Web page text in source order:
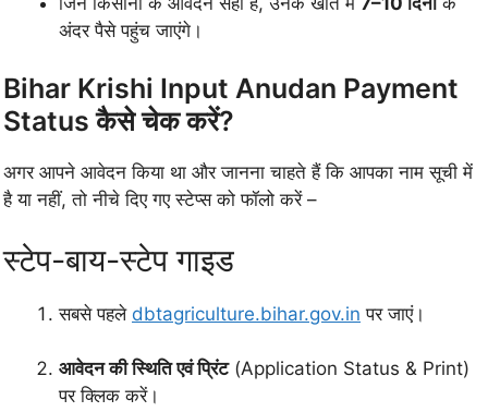
अंदर पैसे पहुंच जाएंगे।
Bihar Krishi Input Anudan Payment
Status कैसे चेक करें?
अगर आपने आवेदन किया था और जानना चाहते हैं कि आपका नाम सूची में
है या नहीं, तो नीचे दिए गए स्टेप्स को फॉलो करें –
स्टेप-बाय-स्टेप गाइड
सबसे पहले dbtagriculture.bihar.gov.in पर जाएं।
आवेदन की स्थिति एवं प्रिंट(Application Status & Print)
पर क्लिक करें।